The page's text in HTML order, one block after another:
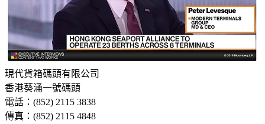
現代貨箱碼頭有限公司
香港葵涌一號碼頭
電話：(852) 2115 3838
傳真：(852) 2115 4848